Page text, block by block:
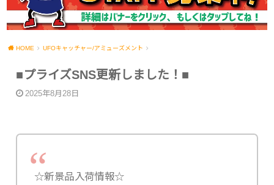
HOME UFOキャッチャー/アミューズメント
■プライズSNS更新しました！■
2025年8月28日
☆新景品入荷情報☆